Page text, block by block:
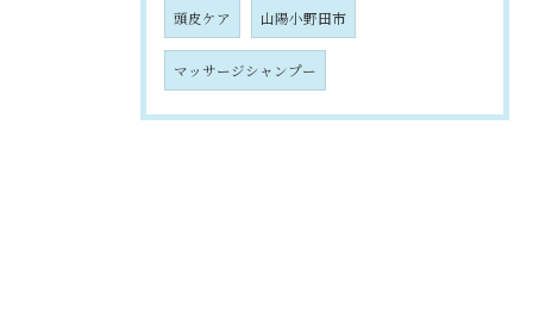
頭皮ケア 山陽小野田市
マッサージシャンプー